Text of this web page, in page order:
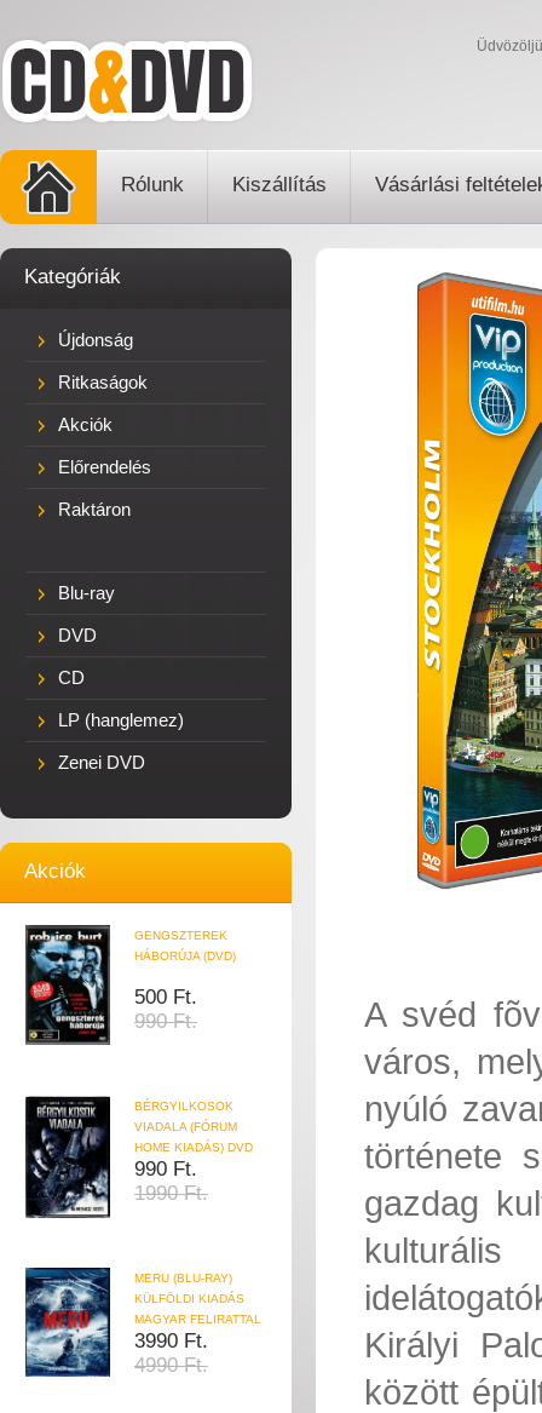
Rólunk Kiszállítás Vásárlási
Kategóriák
Újdonság
Ritkaságok
Akciók
Előrendelés
Raktáron
Blu-ray
DVD
CD
LP (hanglemez)
Zenei DVD
Akciók
GENGSZTEREK
HÁBORÚJA (DVD)
500 Ft.
990 Ft.
BÉRGYILKOSOK
VIADALA (FÓRUM
HOME KIADÁS) DVD
990 Ft.
1990 Ft.
MERU (BLU-RAY)
KÜLFÖLDI KIADÁS
MAGYAR FELIRATTAL
3990 Ft.
4990 Ft.
A svéd
város,
nyúló
története
gazdag
Királyi
között